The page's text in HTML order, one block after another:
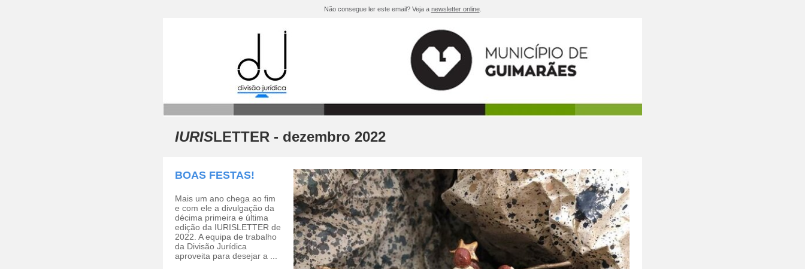
Não consegue ler este email? Veja a newsletter online.
IURISLETTER - dezembro 2022
BOAS FESTAS!
Mais um ano chega ao fim
e com ele a divulgação da
décima primeira e última
edição da IURISLETTER de
2022. A equipa de trabalho
da Divisão Jurídica
aproveita para desejar a ...